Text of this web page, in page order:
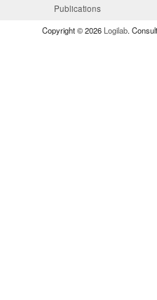
Publications
Copyright © 2026 Logilab.